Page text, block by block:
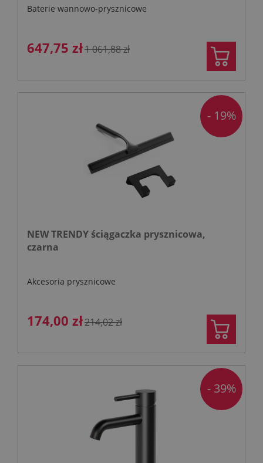
Baterie wannowo-prysznicowe
647,75 zł1 061,88 zł
NEW TRENDY ściągaczka prysznicowa,
czarna
Akcesoria prysznicowe
174,00 zł214,02 zł
- 19%
- 39%